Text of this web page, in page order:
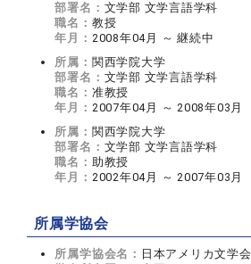
部署名： 文学部 文学言語学科
職名： 教授
年月： 2008年04月 ～ 継続中
所属： 関西学院大学
部署名： 文学部 文学言語学科
職名： 准教授
年月： 2007年04月 ～ 2008年03月
所属： 関西学院大学
部署名： 文学部 文学言語学科
職名： 助教授
年月： 2002年04月 ～ 2007年03月
所属学協会
所属学協会名： 日本アメリカ文学会